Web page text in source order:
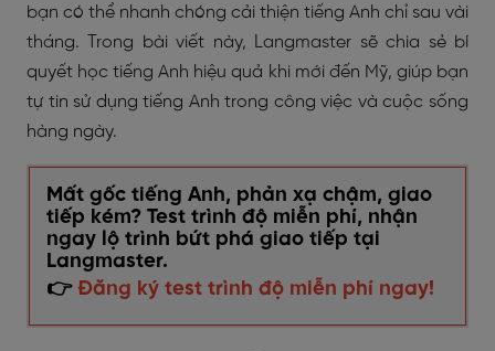
bạn có thể nhanh chóng cải thiện tiếng Anh chỉ sau vài
tháng. Trong bài viết này, Langmaster sẽ chia sẻ bí
quyết học tiếng Anh hiệu quả khi mới đến Mỹ, giúp bạn
tự tin sử dụng tiếng Anh trong công việc và cuộc sống
hàng ngày.
Mất gốc tiếng Anh, phản xạ chậm, giao
tiếp kém? Test trình độ miễn phí, nhận
ngay lộ trình bứt phá giao tiếp tại
Langmaster.
👉 Đăng ký test trình độ miễn phí ngay!